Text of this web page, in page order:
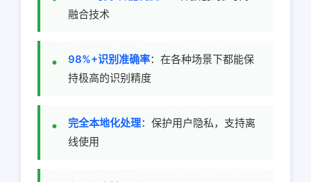
融合技术
98%+识别准确率：在各种场景下都能保
持极高的识别精度
完全本地化处理：保护用户隐私，支持离
线使用